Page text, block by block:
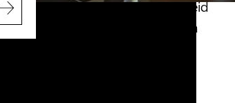
Bereikbaarheid
Overnachten